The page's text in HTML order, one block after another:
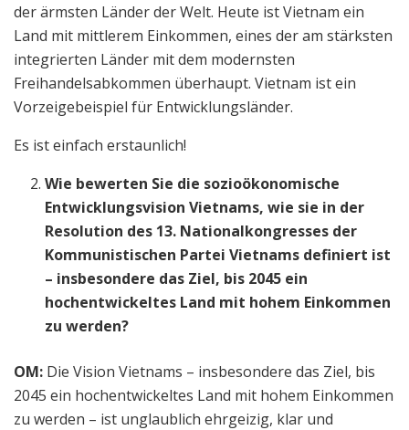
der ärmsten Länder der Welt. Heute ist Vietnam ein
Land mit mittlerem Einkommen, eines der am stärksten
integrierten Länder mit dem modernsten
Freihandelsabkommen überhaupt. Vietnam ist ein
Vorzeigebeispiel für Entwicklungsländer.
Es ist einfach erstaunlich!
Wie bewerten Sie die sozioökonomische
Entwicklungsvision Vietnams, wie sie in der
Resolution des 13. Nationalkongresses der
Kommunistischen Partei Vietnams definiert ist
– insbesondere das Ziel, bis 2045 ein
hochentwickeltes Land mit hohem Einkommen
zu werden?
OM: Die Vision Vietnams – insbesondere das Ziel, bis
2045 ein hochentwickeltes Land mit hohem Einkommen
zu werden – ist unglaublich ehrgeizig, klar und